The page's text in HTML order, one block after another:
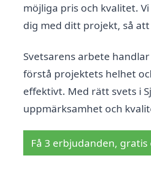
möjliga pris och kvalitet.
dig med ditt projekt, så
Svetsarens arbete
förstå projektets helhet
effektivt. Med rätt svets i
uppmärksamhet och
Få 3 erbjudanden,